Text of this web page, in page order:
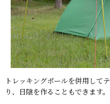
トレッキングポールを併用して
り、日陰を作ることもできます。